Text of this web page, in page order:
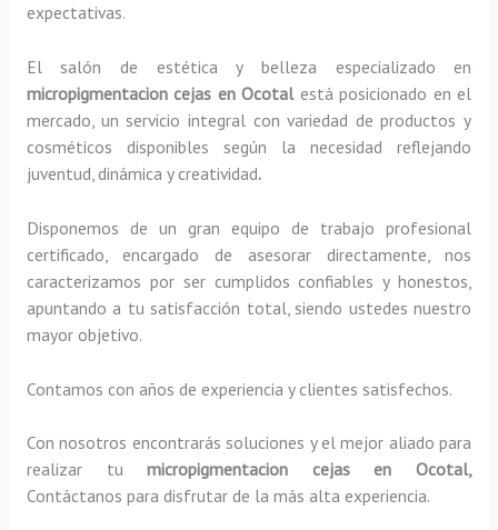
expectativas.
El salón de estética y belleza especializado en
micropigmentacion cejas en Ocotalestá posicionado en el
mercado, un servicio integral con variedad de productos y
cosméticos disponibles según la necesidad reflejando
juventud, dinámica y creatividad.
Disponemos de un gran equipo de trabajo profesional
certificado, encargado de asesorar directamente, nos
caracterizamos por ser cumplidos confiables y honestos,
apuntando a tu satisfacción total, siendo ustedes nuestro
mayor objetivo.
Contamos con años de experiencia y clientes satisfechos.
Con nosotros encontrarás soluciones y el mejor aliado para
realizar tumicropigmentacion cejas en Ocotal,
Contáctanos para disfrutar de la más alta experiencia.